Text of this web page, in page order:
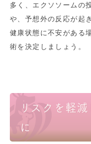
多く、エクソソームの
や、予想外の反応が起
健康状態に不安がある
術を決定しましょう。
リスクを軽
に